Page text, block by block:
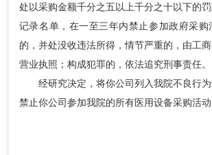
处以采购金额千分之五以上千分之十以下的
记录名单，在一至三年内禁止参加政府采购
的，并处没收违法所得，情节严重的，由工
营业执照；构成犯罪的，依法追究刑事责任。
经研究决定，将你公司列入我院不良行
禁止你公司参加我院的所有医用设备采购活动